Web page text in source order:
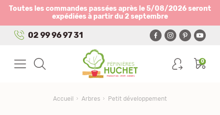
Toutes les commandes passées après le 5/08/2026 seront
expédiées à partir du 2 septembre
02 99 96 97 31
0
Accueil Arbres Petit développement
Panneau de gestion des cookies